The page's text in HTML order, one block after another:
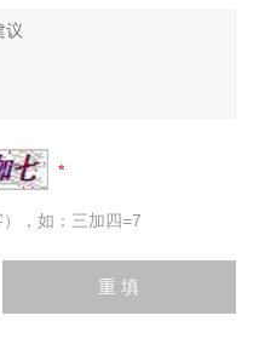
，如：三加四=7